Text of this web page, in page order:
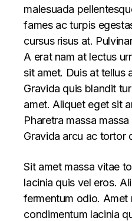
malesuada
fames ac turpis
cursus risus at.
A erat nam at lectus
sit amet. Duis at tellus
Gravida quis blandit
amet. Aliquet eget sit
Pharetra massa
Gravida arcu ac tortor
Sit amet massa vitae
lacinia quis vel eros.
fermentum odio. Amet
condimentum lacinia